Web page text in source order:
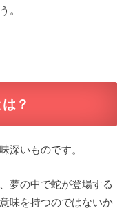
。
？
深いものです。
夢の中で蛇が登場する
味を持つのではないか